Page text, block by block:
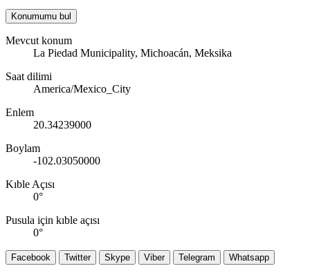
Konumumu bul
Mevcut konum
La Piedad Municipality, Michoacán, Meksika
Saat dilimi
America/Mexico_City
Enlem
20.34239000
Boylam
-102.03050000
Kıble Açısı
0°
Pusula için kıble açısı
0°
Facebook Twitter Skype Viber Telegram Whatsapp